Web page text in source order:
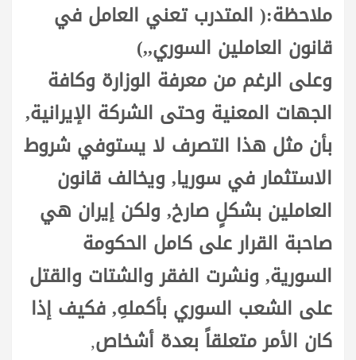
ملاحظة:( المتدرب تعني العامل في
قانون العاملين السوري,,)
وعلى الرغم من معرفة الوزارة وكافة
الجهات المعنية وحتى الشركة الإيرانية,
بأن مثل هذا التصرف لا يستوفي شروط
الاستثمار في سوريا, ويخالف قانون
العاملين بشكلٍ صارخ, ولكن إيران هي
صاحبة القرار على كامل الحكومة
السورية, ونشرت الفقر والشتات والقتل
على الشعب السوري بأكملهِ, فكيف إذا
كان الأمر متعلقاً بعدة أشخاص,